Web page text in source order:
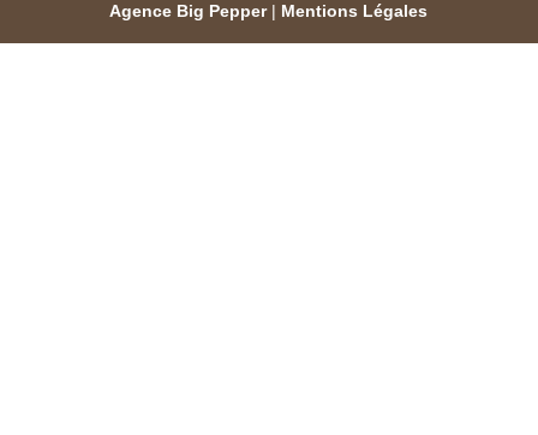
Agence Big Pepper| Mentions Légales